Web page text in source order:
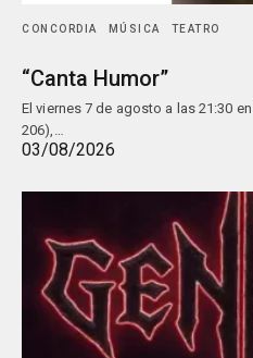
CONCORDIA MÚSICA TEATRO
“Canta Humor”
El viernes 7 de agosto a las 21:30
206),…
03/08/2026